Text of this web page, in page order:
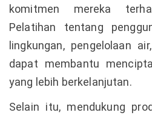
komitmen mereka
Pelatihan tentang
lingkungan, pengelolaan
dapat membantu
yang lebih berkelanjutan.
Selain itu, mendukung